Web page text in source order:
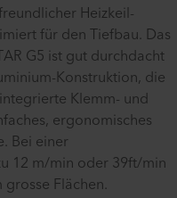
Heizkeil-
für den Tiefbau. Das
G5 ist gut durchdacht
Konstruktion, die
Klemm- und
ergonomisches
Bei einer
12 m/min oder 39ft/min
grosse Flächen.